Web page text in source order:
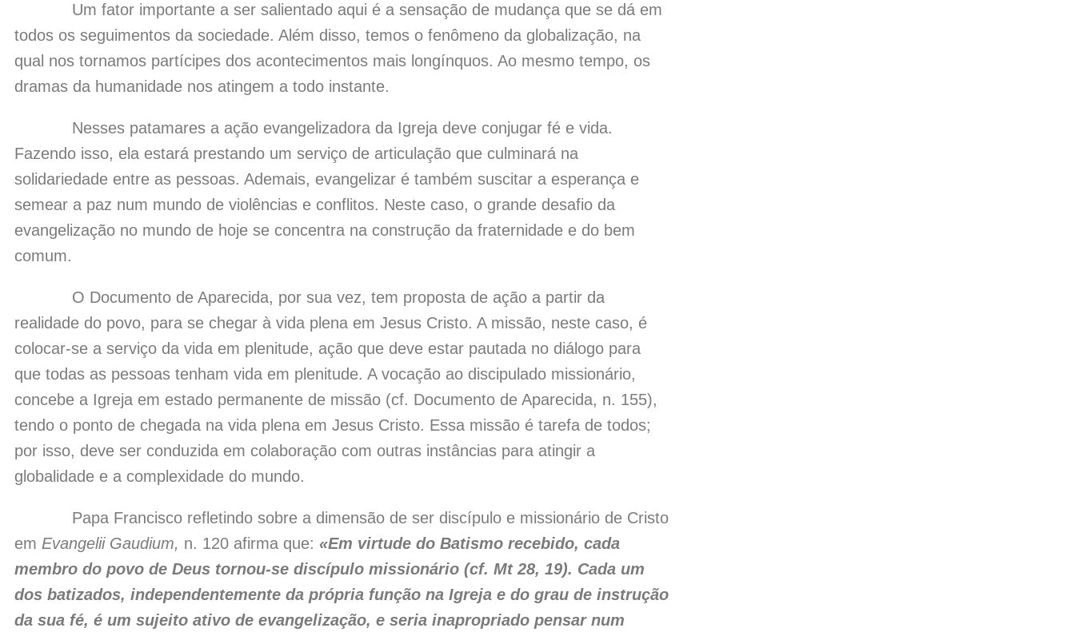
Um fator importante a ser salientado aqui é a sensação de mudança que se dá em
todos os seguimentos da sociedade. Além disso, temos o fenômeno da globalização, na
qual nos tornamos partícipes dos acontecimentos mais longínquos. Ao mesmo tempo, os
dramas da humanidade nos atingem a todo instante.
Nesses patamares a ação evangelizadora da Igreja deve conjugar fé e vida.
Fazendo isso, ela estará prestando um serviço de articulação que culminará na
solidariedade entre as pessoas. Ademais, evangelizar é também suscitar a esperança e
semear a paz num mundo de violências e conflitos. Neste caso, o grande desafio da
evangelização no mundo de hoje se concentra na construção da fraternidade e do bem
comum.
O Documento de Aparecida, por sua vez, tem proposta de ação a partir da
realidade do povo, para se chegar à vida plena em Jesus Cristo. A missão, neste caso, é
colocar-se a serviço da vida em plenitude, ação que deve estar pautada no diálogo para
que todas as pessoas tenham vida em plenitude. A vocação ao discipulado missionário,
concebe a Igreja em estado permanente de missão (cf. Documento de Aparecida, n. 155),
tendo o ponto de chegada na vida plena em Jesus Cristo. Essa missão é tarefa de todos;
por isso, deve ser conduzida em colaboração com outras instâncias para atingir a
globalidade e a complexidade do mundo.
Papa Francisco refletindo sobre a dimensão de ser discípulo e missionário de Cristo
em Evangelii Gaudium, n. 120 afirma que: «Em virtude do Batismo recebido, cada
membro do povo de Deus tornou-se discípulo missionário (cf. Mt 28, 19). Cada um
dos batizados, independentemente da própria função na Igreja e do grau de instrução
da sua fé, é um sujeito ativo de evangelização, e seria inapropriado pensar num